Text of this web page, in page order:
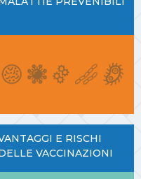
E RISCHI
VACCINAZIONI